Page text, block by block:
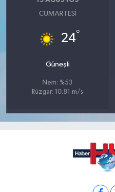
CUMARTESI
24°
Güneşli
Nem: %53
Rüzgar: 10.81 m/s